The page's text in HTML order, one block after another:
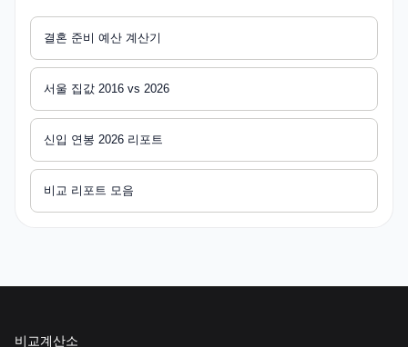
결혼 준비 예산 계산기
서울 집값 2016 vs 2026
신입 연봉 2026 리포트
비교 리포트 모음
비교계산소